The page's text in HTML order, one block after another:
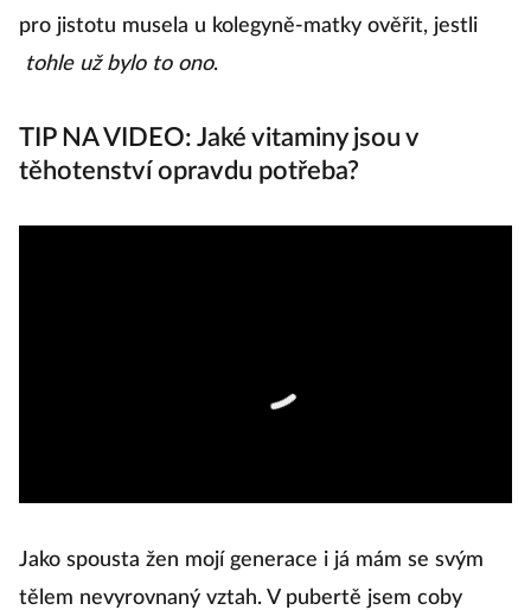
pro jistotu musela u kolegyně-matky ověřit, jestli
tohle už bylo to ono.
TIP NA VIDEO: Jaké vitaminy jsou v
těhotenství opravdu potřeba?
Jako spousta žen mojí generace i já mám se svým
tělem nevyrovnaný vztah. V pubertě jsem coby